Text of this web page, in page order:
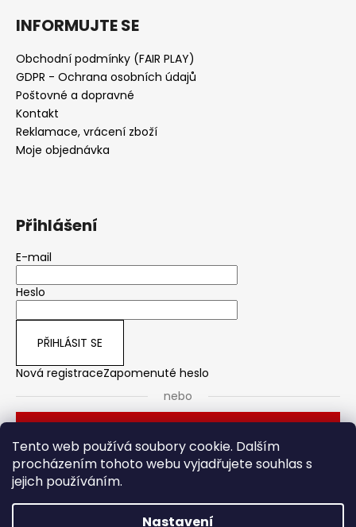
Tento web používá soubory cookie. Dalším
procházením tohoto webu vyjadřujete souhlas s
jejich používáním.
Nastavení
INFORMUJTE SE
Obchodní podmínky (FAIR PLAY)
GDPR - Ochrana osobních údajů
Poštovné a dopravné
Kontakt
Reklamace, vrácení zboží
Moje objednávka
Přihlášení
E-mail
Heslo
PŘIHLÁSIT SE
Nová registraceZapomenuté heslo
nebo